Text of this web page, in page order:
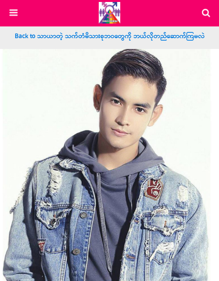
Back to သာယာတဲ့ သက်တံမိသားစုဘဝတွေကို ဘယ်လိုတည်ဆောက်ကြမလဲ